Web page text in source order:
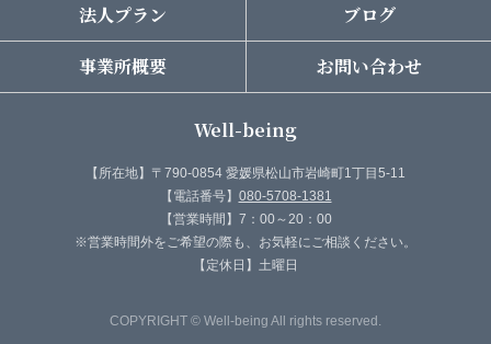
法人プラン ブログ
事業所概要 お問い合わせ
Well-being
【所在地】〒790-0854 愛媛県松山市岩崎町1丁目5-11
【電話番号】 080-5708-1381
【営業時間】7：00～20：00
※営業時間外をご希望の際も、お気軽にご相談ください。
【定休日】土曜日
COPYRIGHT © Well-being All rights reserved.